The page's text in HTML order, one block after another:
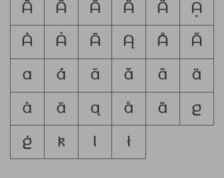
Ầ Ẩ Ẫ Ä Ǟ Ạ
À Ả Ā Ą Å Ã
a á ă ǎ â ä
à ā ą å ã g
ġ k l ł